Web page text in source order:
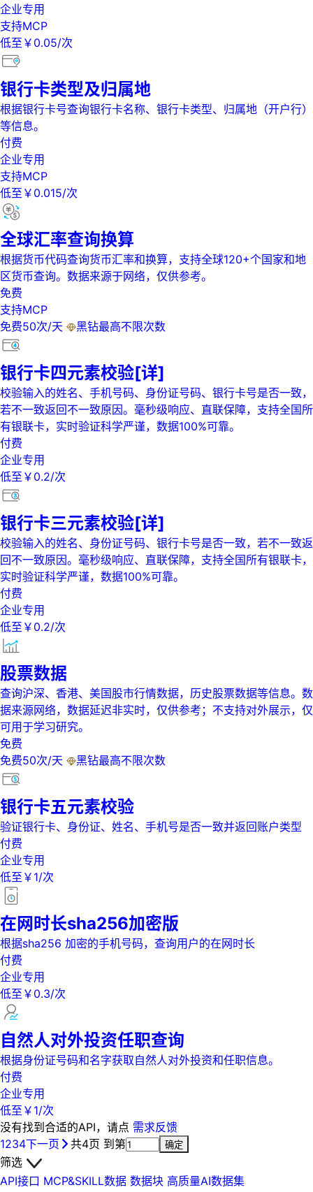
企业专用
支持MCP
低至￥0.05/次
银行卡类型及归属地
根据银行卡号查询银行卡名称、银行卡类型、归属地（开户行）
等信息。
付费
企业专用
支持MCP
低至￥0.015/次
全球汇率查询换算
根据货币代码查询货币汇率和换算，支持全球120+个国家和地
区货币查询。数据来源于网络，仅供参考。
免费
支持MCP
免费50次/天
黑钻最高不限次数
银行卡四元素校验[详]
校验输入的姓名、手机号码、身份证号码、银行卡号是否一致，
若不一致返回不一致原因。毫秒级响应、直联保障，支持全国所
有银联卡，实时验证科学严谨，数据100%可靠。
付费
企业专用
低至￥0.2/次
银行卡三元素校验[详]
校验输入的姓名、身份证号码、银行卡号是否一致，若不一致返
回不一致原因。毫秒级响应、直联保障，支持全国所有银联卡，
实时验证科学严谨，数据100%可靠。
付费
企业专用
低至￥0.2/次
股票数据
查询沪深、香港、美国股市行情数据，历史股票数据等信息。数
据来源网络，数据延迟非实时，仅供参考；不支持对外展示，仅
可用于学习研究。
免费
免费50次/天
黑钻最高不限次数
银行卡五元素校验
验证银行卡、身份证、姓名、手机号是否一致并返回账户类型
付费
企业专用
低至￥1/次
在网时长sha256加密版
根据sha256 加密的手机号码，查询用户的在网时长
付费
企业专用
低至￥0.3/次
自然人对外投资任职查询
根据身份证号码和名字获取自然人对外投资和任职信息。
付费
企业专用
低至￥1/次
没有找到合适的API，请点 需求反馈
1234下一页 共4页 到第 确定
筛选
API接口 MCP&SKILL数据 数据块 高质量AI数据集